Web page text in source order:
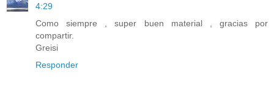
4:29
Como siempre , super buen material , gracias por
compartir.
Greisi
Responder